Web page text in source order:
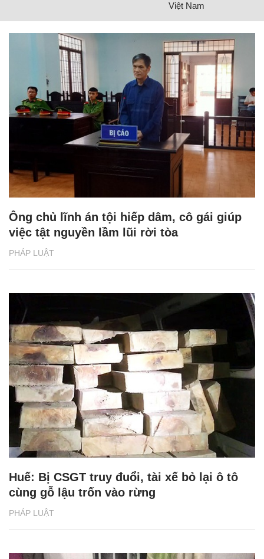
Việt Nam
PHÁP LUẬT
Ông chủ lĩnh án tội hiếp dâm, cô gái giúp
việc tật nguyền lầm lũi rời tòa
PHÁP LUẬT
Huế: Bị CSGT truy đuổi, tài xế bỏ lại ô tô
cùng gỗ lậu trốn vào rừng